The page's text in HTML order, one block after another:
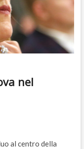
nel
al centro della